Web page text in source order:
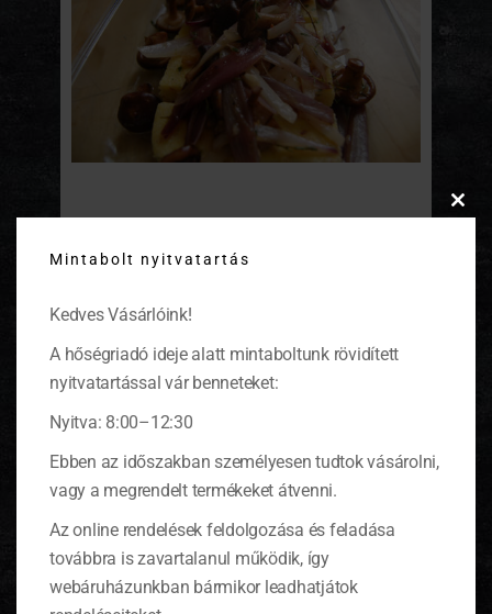
Gombás-hagymás puliszkatál
A kukoricadara szinte az egyik legolcsóbb és
nélkül is lekészíthetjük némi feltéttel. Én
KOSÁR
0 ITEMS
Nincsenek termékek a kosárban.
Mintabolt nyitvatartás
Kedves Vásárlóink!
A hőségriadó ideje alatt mintaboltunk rövidített
nyitvatartással vár benneteket:
Nyitva: 8:00–12:30
Ebben az időszakban személyesen tudtok vásárolni,
vagy a megrendelt termékeket átvenni.
Az online rendelések feldolgozása és feladása
továbbra is zavartalanul működik, így
webáruházunkban bármikor leadhatjátok